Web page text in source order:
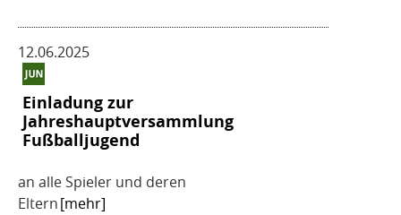
12.06.2025
Einladung zur
Jahreshauptversammlung
Fußballjugend
an alle Spieler und deren
Eltern[mehr]